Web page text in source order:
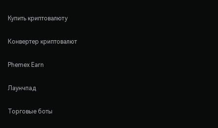
Купить криптовалюту
Конвертер криптовалют
Phemex Earn
Лаунчпад
Торговые боты